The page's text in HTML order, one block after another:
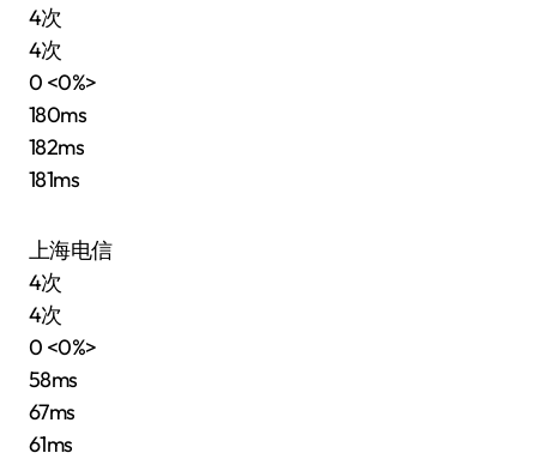
4次
4次
0 <0%>
180ms
182ms
181ms
上海电信
4次
4次
0 <0%>
58ms
67ms
61ms